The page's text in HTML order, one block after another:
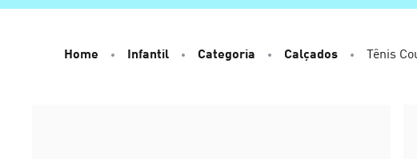
Home Infantil Categoria Calçados Tênis